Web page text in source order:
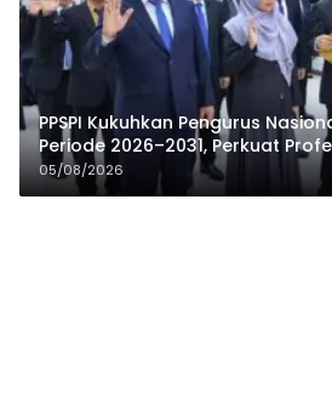
PPSPI Kukuhkan Pengurus
Periode 2026–2031, Perkuat
Publik
05/08/2026